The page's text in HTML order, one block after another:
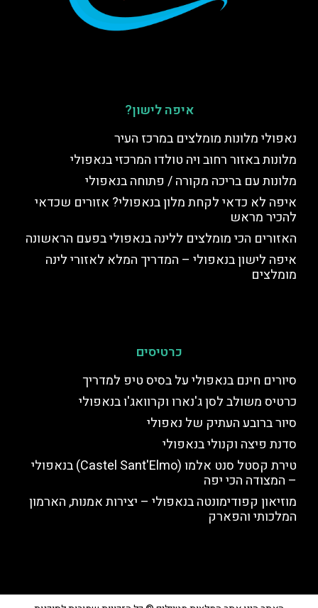
איפה לישון?
נאפולי מלונות מומלצים במרכז העיר
מלונות באזור רחוב ויה טולדו המרכזי בנאפולי
מלונות עם בריכה מקורה / פתוחה בנאפולי
איפה לא כדאי לקחת מלון בנאפולי? אזורים שכדאי
להכיר מראש
האזורים הכי מומלצים ללינה בנאפולי בפעם הראשונה
איפה לישון בנאפולי – המדריך המלא לאזורי לינה
מומלצים
כרטיסים
סיורים חינם בנאפולי על בסיס טיפ למדריך
כרטיס משולב לסן ג'נארו וקרוואג'ו בנאפולי
סיור ברובע העתיק של נאפולי
סדנת פיצה וקנולי בנאפולי
טירת קסטל סנט אלמו (Castel Sant'Elmo) בנאפולי
– המצודה הכי יפה
מוזיאון קפודימונטה בנאפולי – יצירות אמנות, הארמון
המלכותי והפארק